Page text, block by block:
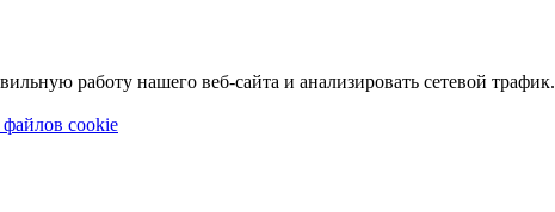
работу нашего веб-сайта и анализировать сетевой трафик.
cookie